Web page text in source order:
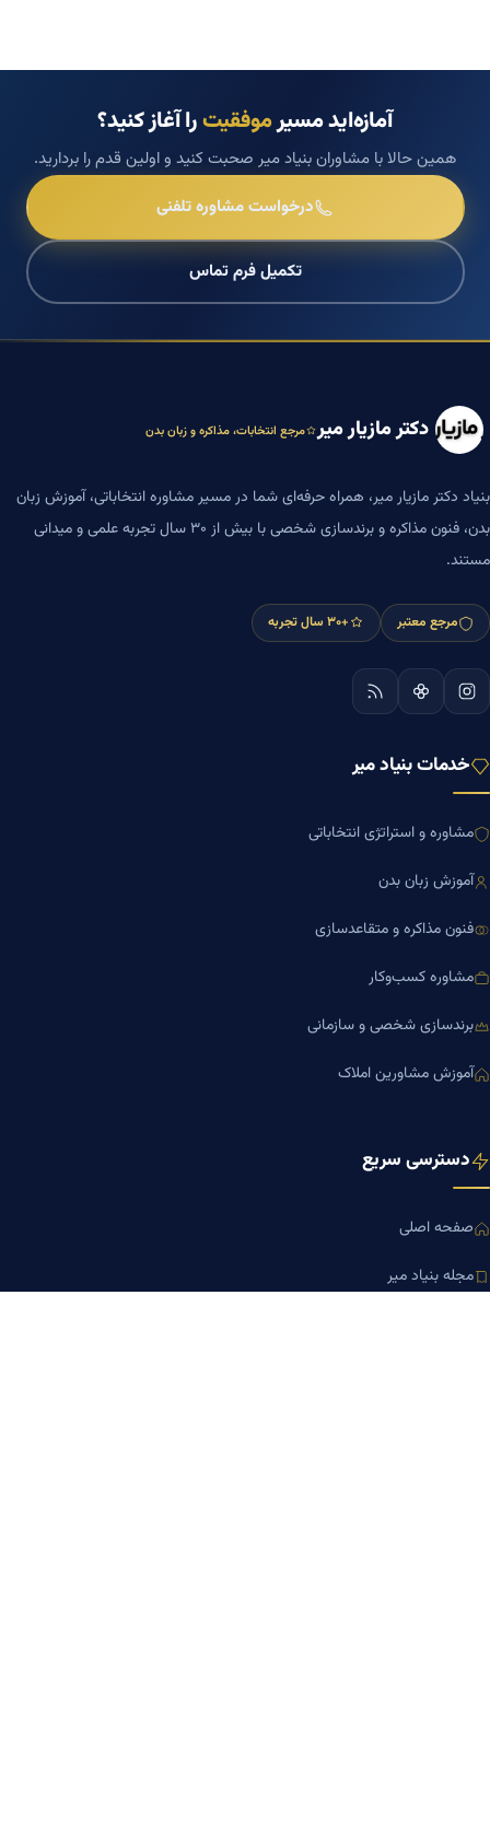
آمازه‌اید مسیرموفقیترا آغاز کنید؟
همین حالا با مشاوران بنیاد میر صحبت کنید و اولین قدم را بردارید.
درخواست مشاوره تلفنی
تکمیل فرم تماس
دکتر مازیار میر مرجع انتخابات، مذاکره و زبان بدن
بنیاد دکتر مازیار میر، همراه حرفه‌ای شما در مسیر مشاوره انتخاباتی، آموزش زبان
بدن، فنون مذاکره و برندسازی شخصی با بیش از ۳۰ سال تجربه علمی و میدانی
مستند.
مرجع معتبر +۳۰ سال تجربه
خدمات بنیاد میر
مشاوره و استراتژی انتخاباتی
آموزش زبان بدن
فنون مذاکره و متقاعدسازی
مشاوره کسب‌وکار
برندسازی شخصی و سازمانی
آموزش مشاورین املاک
دسترسی سریع
صفحه اصلی
مجله بنیاد میر